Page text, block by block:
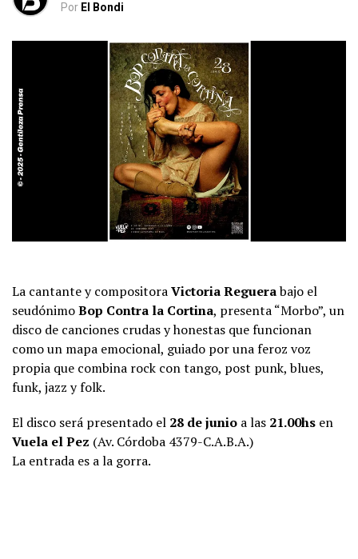
Por El Bondi
La cantante y compositoraVictoria Reguerabajo el
seudónimoBop Contra la Cortina, presenta “Morbo”, un
disco de canciones crudas y honestas que funcionan
como un mapa emocional, guiado por una feroz voz
propia que combina rock con tango, post punk, blues,
funk, jazz y folk.
El disco será presentado el 28 de junio a las 21.00hs en
Vuela el Pez (Av. Córdoba 4379-C.A.B.A.)
La entrada es a la gorra.